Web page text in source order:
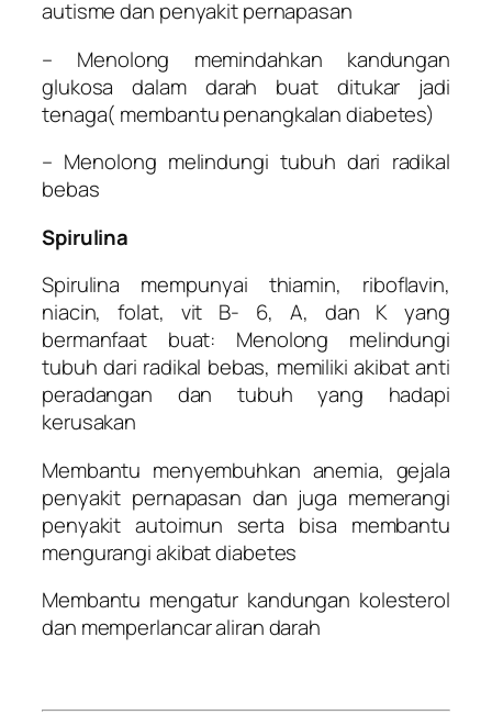
autisme dan penyakit pernapasan
– Menolong memindahkan kandungan
glukosa dalam darah buat ditukar jadi
tenaga( membantu penangkalan diabetes)
– Menolong melindungi tubuh dari radikal
bebas
Spirulina
Spirulina mempunyai thiamin, riboflavin,
niacin, folat, vit B- 6, A, dan K yang
bermanfaat buat: Menolong melindungi
tubuh dari radikal bebas, memiliki akibat anti
peradangan dan tubuh yang hadapi
kerusakan
Membantu menyembuhkan anemia, gejala
penyakit pernapasan dan juga memerangi
penyakit autoimun serta bisa membantu
mengurangi akibat diabetes
Membantu mengatur kandungan kolesterol
dan memperlancar aliran darah